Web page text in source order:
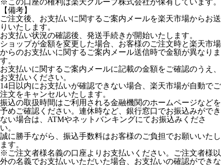
※この口座の権利は楽天グループ株式会社が保有しています。
【備考】
ご注文後、お支払いに関するご案内メールを楽天市場からお送
りいたします。
お支払い状況の確認後、発送手続きが開始いたします。
ショップが金額を変更した場合、お客様のご注文時と楽天市場
からのお支払いに関するご案内メール送信時で金額が異なりま
す。
お支払いに関するご案内メールに記載の金額をご確認のうえ、
お支払いください。
14日以内にお支払いが確認できない場合、楽天市場が自動でご
注文をキャンセルいたします。
振込の取扱時間はご利用される金融機関のホームページなどを
予めご確認ください。連休時など、銀行窓口でお振込みができ
ない場合は、ATMやネットバンキングにてお振込みくださ
い。
誠に勝手ながら、振込手数料はお客様のご負担でお願いいたし
ます。
※ご注文者様名義の口座よりお支払いください。ご注文者様以
外の名義でお支払いいただいた場合、お支払いの確認ができな